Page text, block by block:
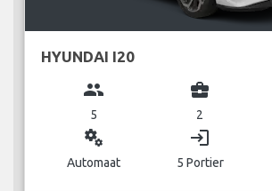
HYUNDAI I20
group
5
business_center
2
miscellaneous_services
Automaat
login
5 Portier